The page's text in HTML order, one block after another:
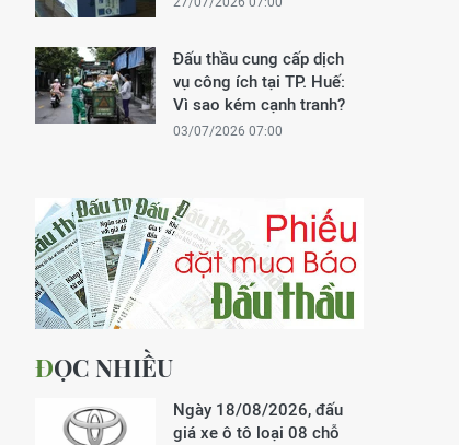
Đấu thầu cung cấp dịch
vụ công ích tại TP. Huế:
Vì sao kém cạnh tranh?
03/07/2026 07:00
ĐỌC NHIỀU
Ngày 18/08/2026, đấu
giá xe ô tô loại 08 chỗ